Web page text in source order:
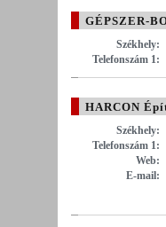
GÉPSZER-
Székhely:
Telefonszám 1:
HARCON
Székhely:
Telefonszám 1:
Web:
E-mail: